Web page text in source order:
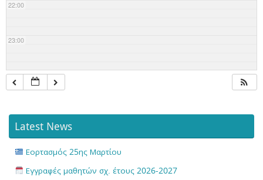
22:00
23:00
Latest News
Εορτασμός 25ης Μαρτίου
Εγγραφές μαθητών σχ. έτους 2026-2027